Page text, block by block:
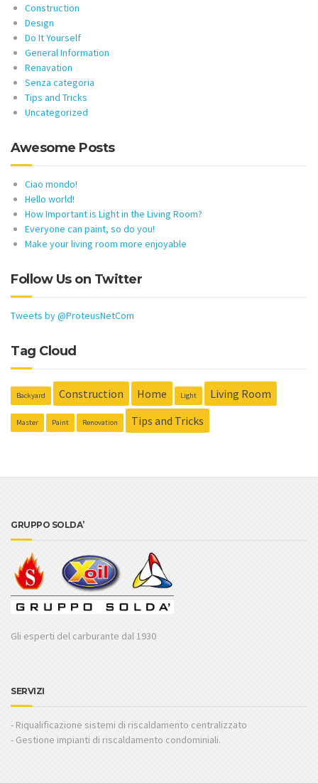
Construction
Design
Do It Yourself
General Information
Renavation
Senza categoria
Tips and Tricks
Uncategorized
Awesome Posts
Ciao mondo!
Hello world!
How Important is Light in the Living Room?
Everyone can paint, so do you!
Make your living room more enjoyable
Follow Us on Twitter
Tweets by @ProteusNetCom
Tag Cloud
Backyard Construction Home Light Living Room
Master Paint Renovation Tips and Tricks
GRUPPO SOLDA’
Gli esperti del carburante dal 1930
SERVIZI
- Riqualificazione sistemi di riscaldamento centralizzato
- Gestione impianti di riscaldamento condominiali.